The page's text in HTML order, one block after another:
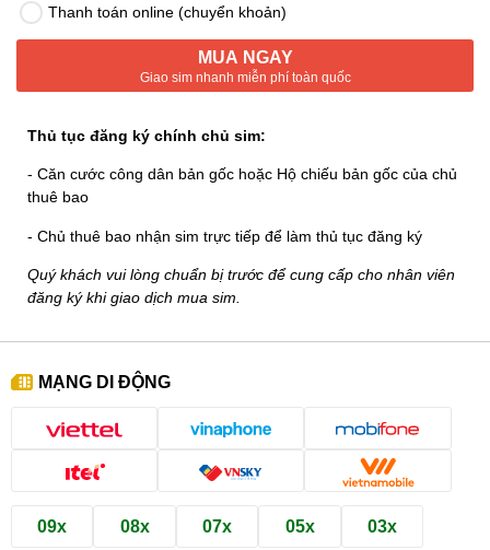
Thanh toán online (chuyển khoản)
MUA NGAY
Giao sim nhanh miễn phí toàn quốc
Thủ tục đăng ký chính chủ sim:
- Căn cước công dân bản gốc hoặc Hộ chiếu bản gốc của chủ
thuê bao
- Chủ thuê bao nhận sim trực tiếp để làm thủ tục đăng ký
Quý khách vui lòng chuẩn bị trước để cung cấp cho nhân viên
đăng ký khi giao dịch mua sim.
MẠNG DI ĐỘNG
09x 08x 07x 05x 03x